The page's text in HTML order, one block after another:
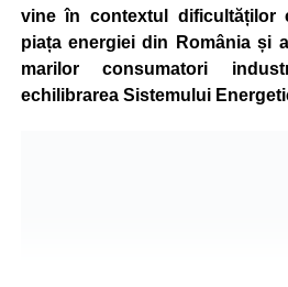
vine în contextul dificultăților
piața energiei din România și
marilor consumatori
echilibrarea Sistemului